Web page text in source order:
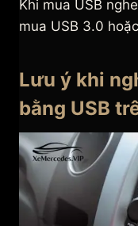
Khi mua USB
mua USB 3.0
Lưu ý khi
bằng USB